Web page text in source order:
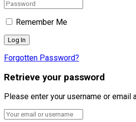
Remember Me
Forgotten Password?
Retrieve your password
Please enter your username or